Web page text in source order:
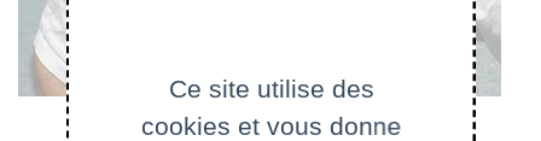
Ce site utilise des
cookies et vous donne